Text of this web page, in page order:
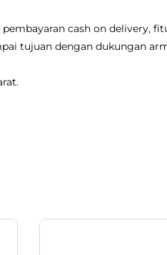
cash on delivery,
tujuan dengan dukungan